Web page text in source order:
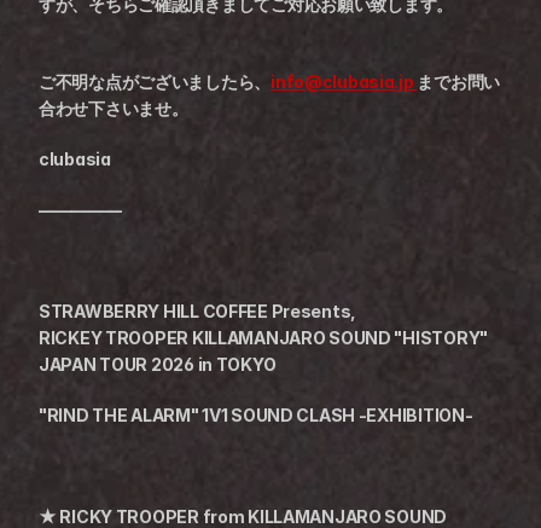
すが、そちらご確認頂きましてご対応お願い致します。
ご不明な点がございましたら、 info@clubasia.jp までお問い
合わせ下さいませ。
clubasia
—————
STRAWBERRY HILL COFFEE Presents,
RICKEY TROOPER KILLAMANJARO SOUND "HISTORY"
JAPAN TOUR 2026 in TOKYO
"RIND THE ALARM" 1V1 SOUND CLASH -EXHIBITION-
★ RICKY TROOPER from KILLAMANJARO SOUND